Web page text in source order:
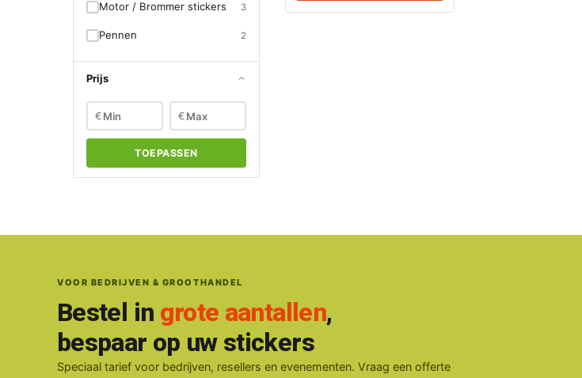
Motor / Brommer stickers 3
Pennen 2
Prijs
€ €
TOEPASSEN
VOOR BEDRIJVEN & GROOTHANDEL
Bestel in grote aantallen,
bespaar op uw stickers
Speciaal tarief voor bedrijven, resellers en evenementen. Vraag een offerte